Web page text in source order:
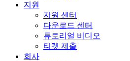
지원
지원 센터
다운로드 센터
튜토리얼 비디오
티켓 제출
회사